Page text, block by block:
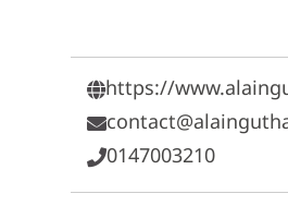
https://
0147003210